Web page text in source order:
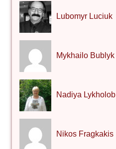
Lubomyr Luciuk
Mykhailo Bublyk
Nadiya Lykholob
Nikos Fragkakis